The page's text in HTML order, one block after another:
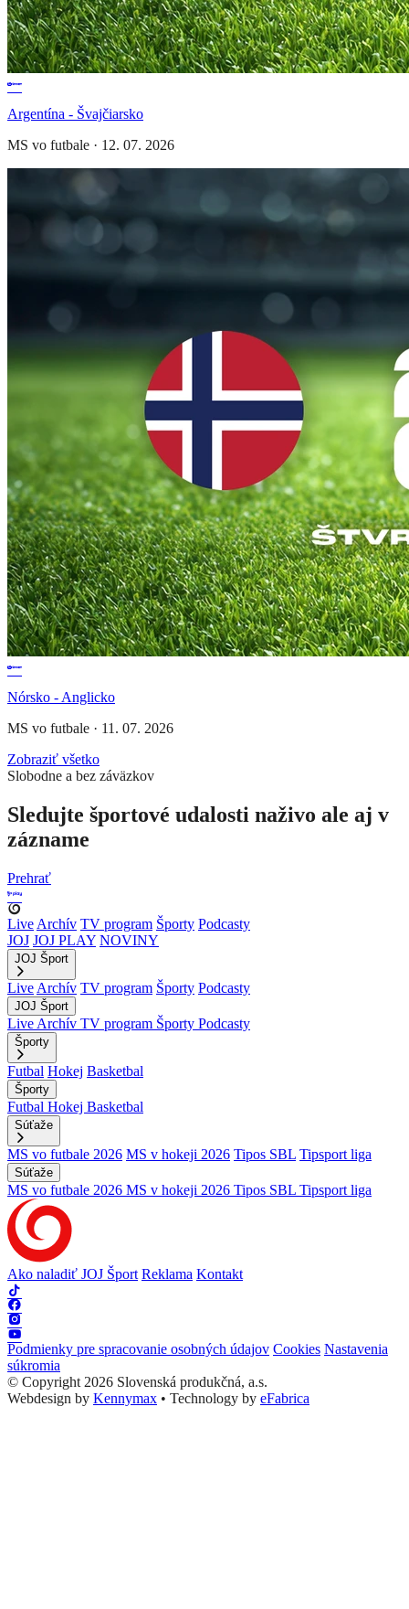
Argentína - Švajčiarsko
MS vo futbale · 12. 07. 2026
Nórsko - Anglicko
MS vo futbale · 11. 07. 2026
Zobraziť všetko
Slobodne a bez záväzkov
Sledujte športové udalosti naživo ale aj v
zázname
Prehrať
Live Archív TV program Športy Podcasty
JOJ JOJ PLAY NOVINY
JOJ Šport
Live Archív TV program Športy Podcasty
JOJ Šport
Live Archív TV program Športy Podcasty
Športy
Futbal Hokej Basketbal
Športy
Futbal Hokej Basketbal
Súťaže
MS vo futbale 2026 MS v hokeji 2026 Tipos SBL Tipsport liga
Súťaže
MS vo futbale 2026 MS v hokeji 2026 Tipos SBL Tipsport liga
Ako naladiť JOJ Šport Reklama Kontakt
Podmienky pre spracovanie osobných údajov Cookies Nastavenia
súkromia
© Copyright 2026 Slovenská produkčná, a.s.
Webdesign by Kennymax • Technology by eFabrica